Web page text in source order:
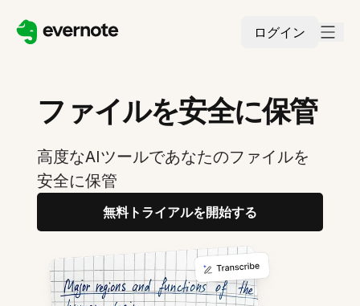
ログイン
ファイルを安全に保管
高度なAIツールであなたのファイルを
安全に保管
無料トライアルを開始する